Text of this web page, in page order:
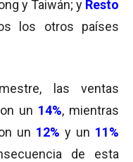
y Taiwán; y Resto
los otros países
las ventas
un 14%, mientras
un 12% y un 11%
de esta